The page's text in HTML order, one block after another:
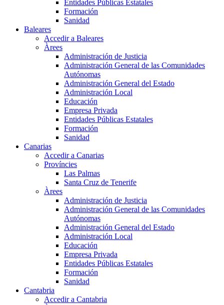
Entidades Públicas Estatales
Formación
Sanidad
Baleares
Accedir a Baleares
Àrees
Administración de Justicia
Administración General de las Comunidades
Autónomas
Administración General del Estado
Administración Local
Educación
Empresa Privada
Entidades Públicas Estatales
Formación
Sanidad
Canarias
Accedir a Canarias
Províncies
Las Palmas
Santa Cruz de Tenerife
Àrees
Administración de Justicia
Administración General de las Comunidades
Autónomas
Administración General del Estado
Administración Local
Educación
Empresa Privada
Entidades Públicas Estatales
Formación
Sanidad
Cantabria
Accedir a Cantabria